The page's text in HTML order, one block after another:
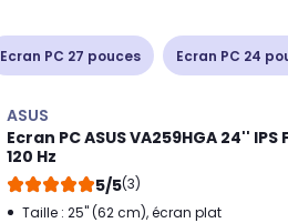
Ecran PC 27 pouces Ecran PC 24
ASUS
Ecran PC ASUS VA259HGA 24'' IPS
120 Hz
5/5(3)
Taille : 25" (62 cm), écran plat